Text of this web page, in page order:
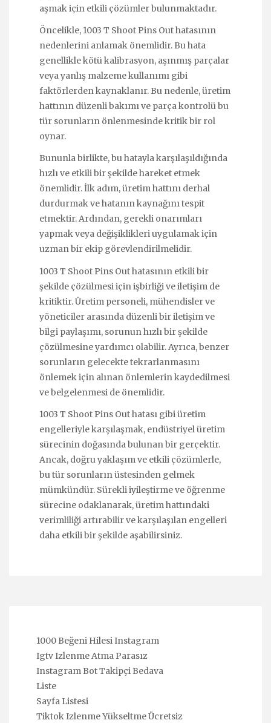
aşmak için etkili çözümler bulunmaktadır.
Öncelikle, 1003 T Shoot Pins Out hatasının
nedenlerini anlamak önemlidir. Bu hata
genellikle kötü kalibrasyon, aşınmış parçalar
veya yanlış malzeme kullanımı gibi
faktörlerden kaynaklanır. Bu nedenle, üretim
hattının düzenli bakımı ve parça kontrolü bu
tür sorunların önlenmesinde kritik bir rol
oynar.
Bununla birlikte, bu hatayla karşılaşıldığında
hızlı ve etkili bir şekilde hareket etmek
önemlidir. İlk adım, üretim hattını derhal
durdurmak ve hatanın kaynağını tespit
etmektir. Ardından, gerekli onarımları
yapmak veya değişiklikleri uygulamak için
uzman bir ekip görevlendirilmelidir.
1003 T Shoot Pins Out hatasının etkili bir
şekilde çözülmesi için işbirliği ve iletişim de
kritiktir. Üretim personeli, mühendisler ve
yöneticiler arasında düzenli bir iletişim ve
bilgi paylaşımı, sorunun hızlı bir şekilde
çözülmesine yardımcı olabilir. Ayrıca, benzer
sorunların gelecekte tekrarlanmasını
önlemek için alınan önlemlerin kaydedilmesi
ve belgelenmesi de önemlidir.
1003 T Shoot Pins Out hatası gibi üretim
engelleriyle karşılaşmak, endüstriyel üretim
sürecinin doğasında bulunan bir gerçektir.
Ancak, doğru yaklaşım ve etkili çözümlerle,
bu tür sorunların üstesinden gelmek
mümkündür. Sürekli iyileştirme ve öğrenme
sürecine odaklanarak, üretim hattındaki
verimliliği artırabilir ve karşılaşılan engelleri
daha etkili bir şekilde aşabilirsiniz.
1000 Beğeni Hilesi Instagram
Igtv Izlenme Atma Parasız
Instagram Bot Takipçi Bedava
Liste
Sayfa Listesi
Tiktok Izlenme Yükseltme Ücretsiz